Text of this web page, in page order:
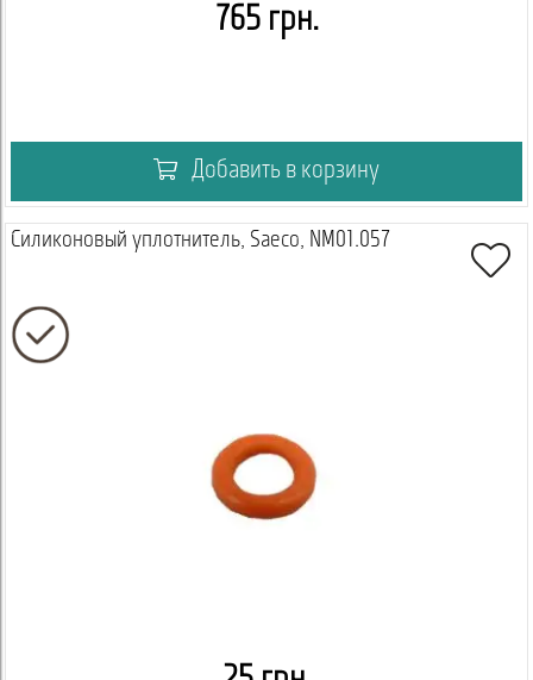
765 грн.
Добавить в корзину
Силиконовый уплотнитель, Saeco, NM01.057